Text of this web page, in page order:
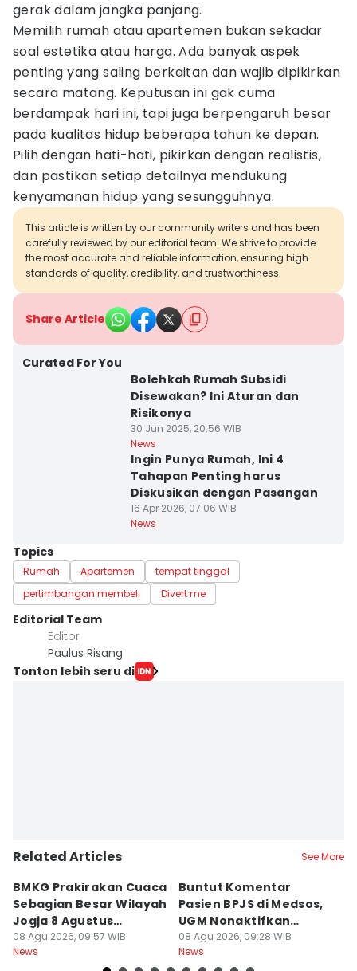
gerak dalam jangka panjang.
Memilih rumah atau apartemen bukan sekadar
soal estetika atau harga. Ada banyak aspek
penting yang saling berkaitan dan wajib dipikirkan
secara matang. Keputusan ini gak cuma
berdampak hari ini, tapi juga berpengaruh besar
pada kualitas hidup beberapa tahun ke depan.
Pilih dengan hati-hati, pikirkan dengan realistis,
dan pastikan setiap detailnya mendukung
kenyamanan hidup yang sesungguhnya.
This article is written by our community writers and has been
carefully reviewed by our editorial team. We strive to provide
the most accurate and reliable information, ensuring high
standards of quality, credibility, and trustworthiness.
Share Article
Curated For You
Bolehkah Rumah Subsidi
Disewakan? Ini Aturan dan
Risikonya
30 Jun 2025, 20:56 WIB
News
Ingin Punya Rumah, Ini 4
Tahapan Penting harus
Diskusikan dengan Pasangan
16 Apr 2026, 07:06 WIB
News
Topics
Rumah Apartemen
tempat tinggal
pertimbangan membeli
Divert me
Editorial Team
Editor
Paulus Risang
Tonton lebih seru di
Related Articles See More
BMKG Prakirakan Cuaca
Sebagian Besar Wilayah
Jogja 8 Agustus
Berawan
08 Agu 2026, 09:57 WIB
News
Buntut Komentar
Pasien BPJS di Medsos,
UGM Nonaktifkan
Dokter PPDS
08 Agu 2026, 09:28 WIB
News